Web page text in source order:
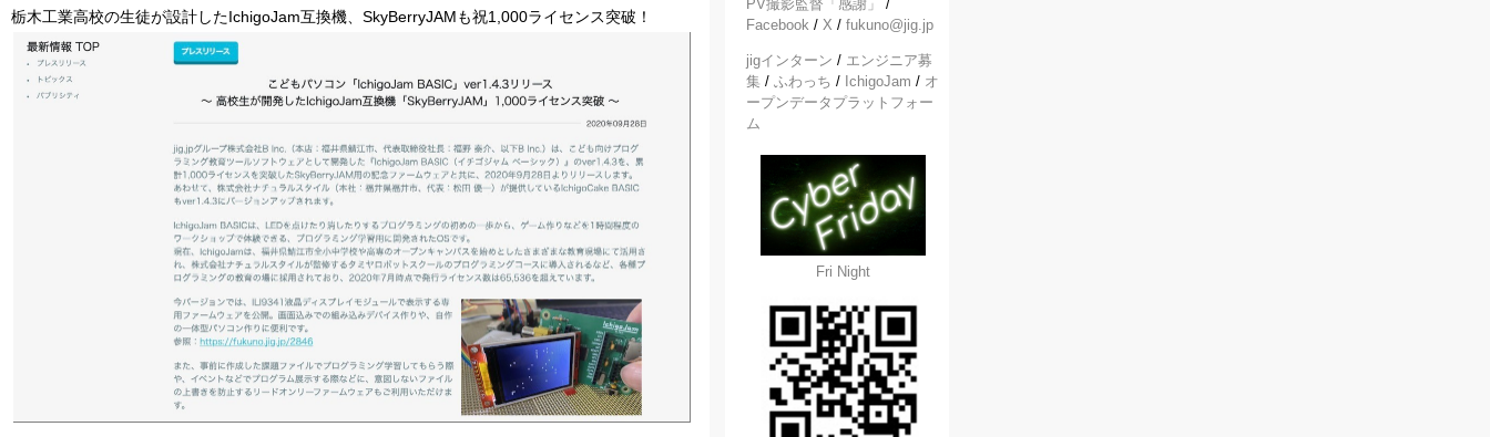
栃木工業高校の生徒が設計したIchigoJam互換機、SkyBerryJAMも祝1,000ライセンス突破！
PV撮影監督「感謝」
/
Facebook / X / fukuno@jig.jp
jigインターン / エンジニア募
集 / ふわっち / IchigoJam / オ
ープンデータプラットフォー
ム
Fri Night